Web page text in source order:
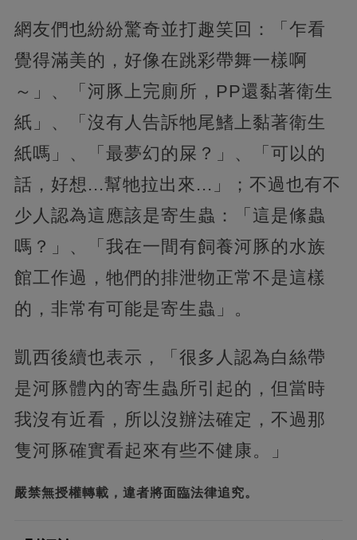
網友們也紛紛驚奇並打趣笑回：「乍看
覺得滿美的，好像在跳彩帶舞一樣啊
～」、「河豚上完廁所，PP還黏著衛生
紙」、「沒有人告訴牠尾鰭上黏著衛生
紙嗎」、「最夢幻的屎？」、「可以的
話，好想...幫牠拉出來...」；不過也有不
少人認為這應該是寄生蟲：「這是絛蟲
嗎？」、「我在一間有飼養河豚的水族
館工作過，牠們的排泄物正常不是這樣
的，非常有可能是寄生蟲」。
凱西後續也表示，「很多人認為白絲帶
是河豚體內的寄生蟲所引起的，但當時
我沒有近看，所以沒辦法確定，不過那
隻河豚確實看起來有些不健康。」
嚴禁無授權轉載，違者將面臨法律追究。